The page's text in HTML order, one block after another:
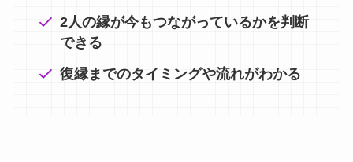
2人の縁が今もつながっているかを判断
できる
復縁までのタイミングや流れがわかる